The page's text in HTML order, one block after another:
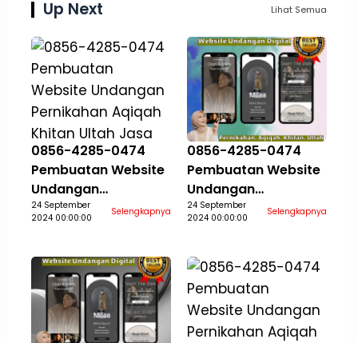
Up Next Lihat Semua
0856-4285-0474
Pembuatan Website
Undangan
Pernikahan Aqiqah
24 September
2024 00:00:00
Selengkapnya
0856-4285-0474
Pembuatan Website
Undangan
Pernikahan Aqiqah
24 September
2024 00:00:00
Selengkapnya